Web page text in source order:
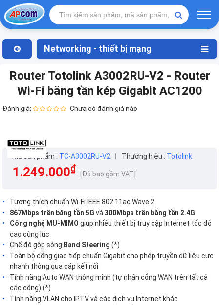
Networking - thiết bị mạng
Router Totolink A3002RU-V2 - Router
Wi-Fi băng tần kép Gigabit AC1200
Đánh giá: Chưa có đánh giá nào
Mã sản phẩm : TC-A3002RU-V2 Thương hiệu : Totolink
1.249.000₫ [Đã bao gồm VAT]
Tương thích chuẩn Wi-Fi IEEE 802.11ac Wave 2
867Mbps trên băng tần 5G và 300Mbps trên băng tần 2.4G
Công nghệ MU-MIMO giúp nhiều thiết bị truy cập Internet tốc độ
cao cùng lúc
Chế độ gộp sóng Band Steering (*)
Toàn bộ cổng giao tiếp chuẩn Gigabit cho phép truyền dữ liệu cực
nhanh thông qua cáp kết nối
Tính năng Auto WAN thông minh (tự nhận cổng WAN trên tất cả
các cổng) (*)
Tính năng VLAN cho IPTV và các dịch vụ Internet khác